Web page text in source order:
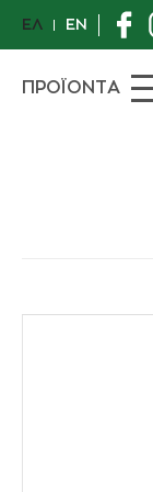
ΕΛ EN
ΠΡΟΪΟΝΤΑ